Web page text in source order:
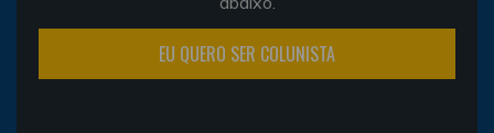
EU QUERO SER COLUNISTA